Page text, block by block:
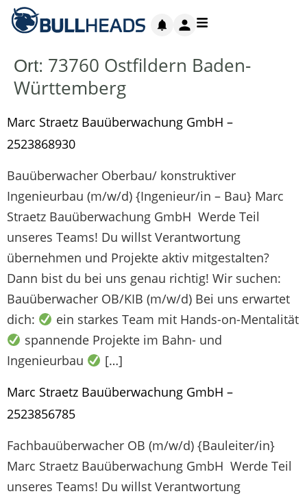
Ort: 73760 Ostfildern Baden-
Württemberg
Marc Straetz Bauüberwachung GmbH –
2523868930
Bauüberwacher Oberbau/ konstruktiver
Ingenieurbau (m/w/d) {Ingenieur/in – Bau} Marc
Straetz Bauüberwachung GmbH Werde Teil
unseres Teams! Du willst Verantwortung
übernehmen und Projekte aktiv mitgestalten?
Dann bist du bei uns genau richtig! Wir suchen:
Bauüberwacher OB/KIB (m/w/d) Bei uns erwartet
dich:
ein starkes Team mit Hands-on-Mentalität
spannende Projekte im Bahn- und
Ingenieurbau
[…]
Marc Straetz Bauüberwachung GmbH –
2523856785
Fachbauüberwacher OB (m/w/d) {Bauleiter/in}
Marc Straetz Bauüberwachung GmbH Werde Teil
unseres Teams! Du willst Verantwortung